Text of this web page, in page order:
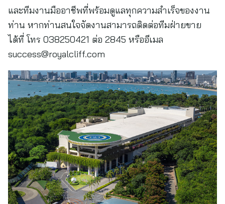
และทีมงานมืออาชีพที่พร้อมดูแลทุกความสำเร็จของงาน
ท่าน หากท่านสนใจจัดงานสามารถติดต่อทีมฝ่ายขาย
ได้ที่ โทร 038250421 ต่อ 2845 หรืออีเมล
success@royalcliff.com